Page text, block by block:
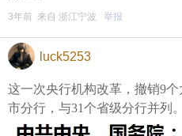
3年前 来自 浙江宁波 举报
luck5253
这一次央行机构改革，撤销9
市分行，与31个省级分行并列。